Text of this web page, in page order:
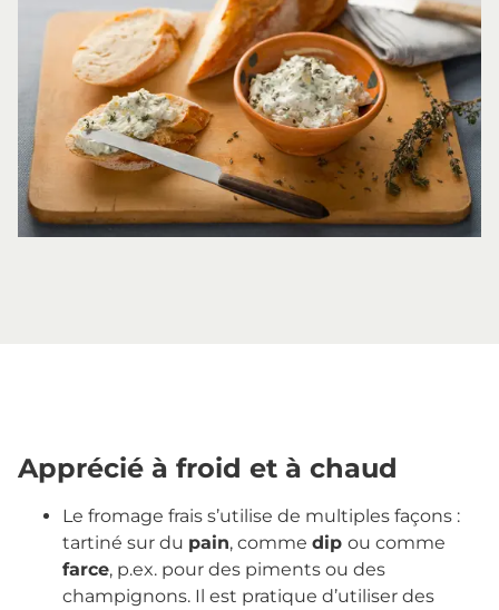
Apprécié à froid et à chaud
Le fromage frais s’utilise de multiples façons :
tartiné sur du pain, comme dip ou comme
farce, p.ex. pour des piments ou des
champignons. Il est pratique d’utiliser des